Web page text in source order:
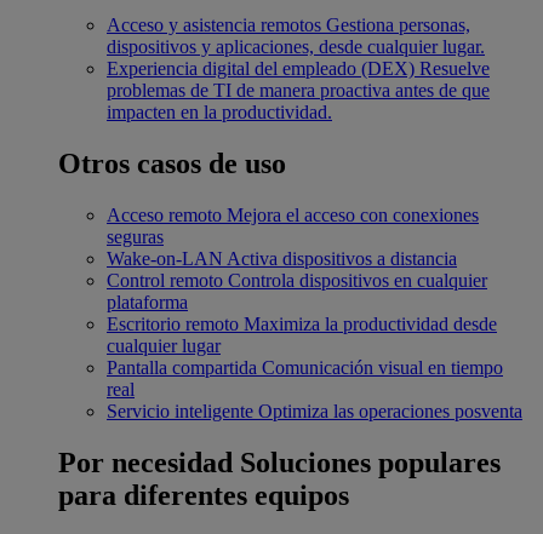
Acceso y asistencia remotos Gestiona personas,
dispositivos y aplicaciones, desde cualquier lugar.
Experiencia digital del empleado (DEX) Resuelve
problemas de TI de manera proactiva antes de que
impacten en la productividad.
Otros casos de uso
Acceso remoto Mejora el acceso con conexiones
seguras
Wake-on-LAN Activa dispositivos a distancia
Control remoto Controla dispositivos en cualquier
plataforma
Escritorio remoto Maximiza la productividad desde
cualquier lugar
Pantalla compartida Comunicación visual en tiempo
real
Servicio inteligente Optimiza las operaciones posventa
Por necesidad Soluciones populares
para diferentes equipos